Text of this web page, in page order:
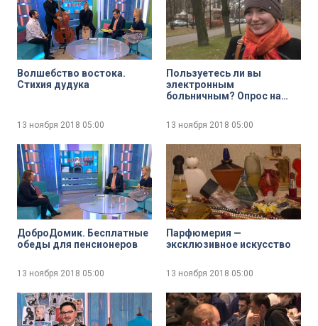
Волшебство востока.
Стихия дудука
13 ноября 2018 05:00
Пользуетесь ли вы
электронным
больничным? Опрос на
13 ноября 2018 05:00
ДоброДомик. Бесплатные
обеды для пенсионеров
13 ноября 2018 05:00
Парфюмерия —
эксклюзивное искусство
13 ноября 2018 05:00